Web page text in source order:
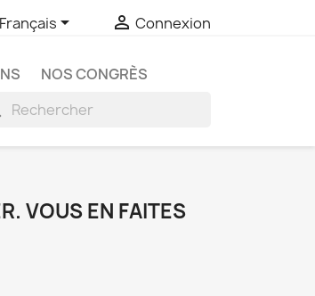
Français  Connexion
NOS CONGRÈS
VOUS EN FAITES